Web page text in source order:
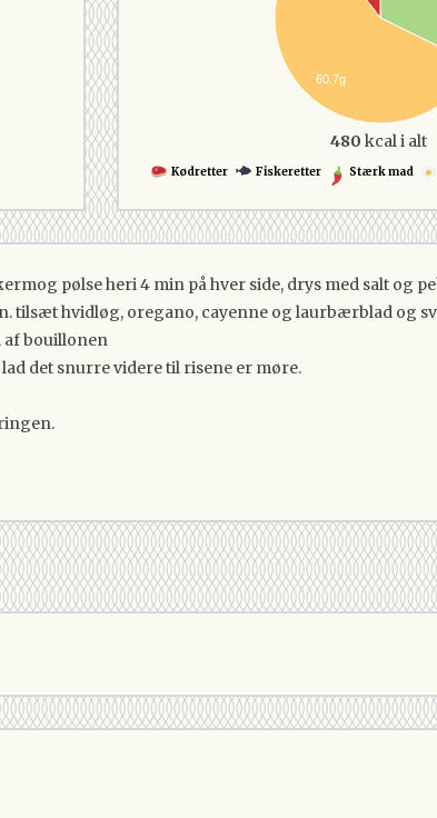
60.7g
480 kcal i alt
Kødretter Fiskeretter Stærk mad
pølse heri 4 min på hver side, drys med salt og
tilsæt hvidløg, oregano, cayenne og laurbærblad og
af bouillonen
det snurre videre til risene er møre.